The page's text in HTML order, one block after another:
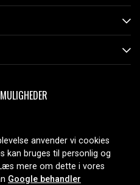
anvender vi cookies
kan bruges til personlig og
mere om dette i vores
Google behandler